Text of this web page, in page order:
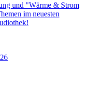
und "Wärme & Strom
im neuesten